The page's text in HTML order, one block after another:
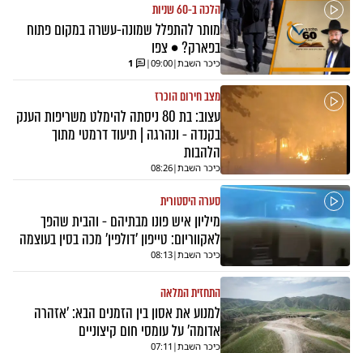
הלכה ב-60 שניות
מותר להתפלל שמונה-עשרה במקום פתוח
בפארק? • צפו
כיכר השבת|
09:00
|
1
מצב חירום הוכרז
עצוב: בת 80 ניסתה להימלט משריפות הענק
בקנדה - ונהרגה | תיעוד דרמטי מתוך
הלהבות
כיכר השבת|
08:26
סערה היסטורית
מיליון איש פונו מבתיהם - והבית שהפך
לאקווריום: טייפון 'דולפין' מכה בסין בעוצמה
כיכר השבת|
08:13
התחזית המלאה
למנוע את אסון בין הזמנים הבא: 'אזהרה
אדומה' על עומסי חום קיצוניים
כיכר השבת|
07:11